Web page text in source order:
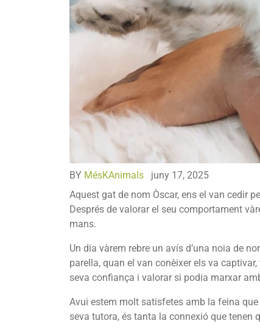
BY MésKAnimals
juny 17, 2025
Aquest gat de nom Òscar, ens el van cedir
Després de valorar el seu comportament
mans.
Un dia vàrem rebre un avís d’una noia de
parella, quan el van conèixer els va
seva confiança i valorar si podia marxar
Avui estem molt satisfetes amb la feina
seva tutora, és tanta la connexió que tenen